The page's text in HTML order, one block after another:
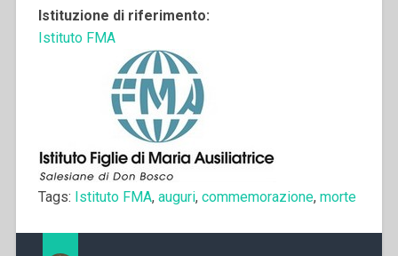
Istituzione di riferimento:
Istituto FMA
Tags: Istituto FMA, auguri, commemorazione, morte